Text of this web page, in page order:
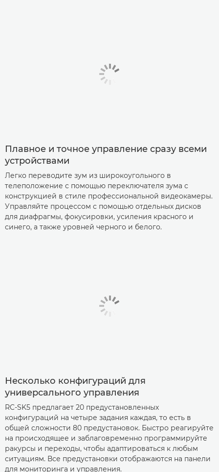
Плавное и точное управление сразу всеми
устройствами
Легко переводите зум из широкоугольного в
телеположение с помощью переключателя зума с
конструкцией в стиле профессиональной видеокамеры.
Управляйте процессом с помощью отдельных дисков
для диафрагмы, фокусировки, усиления красного и
синего, а также уровней черного и белого.
Несколько конфигураций для
универсального управления
RC-SK5 предлагает 20 предустановленных
конфигураций на четыре задания каждая, то есть в
общей сложности 80 предустановок. Быстро реагируйте
на происходящее и заблаговременно программируйте
ракурсы и переходы, чтобы адаптироваться к любым
ситуациям. Все предустановки отображаются на панели
для мониторинга и управления.